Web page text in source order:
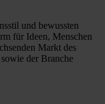
und bewussten
für Ideen, Menschen
Markt des
der Branche